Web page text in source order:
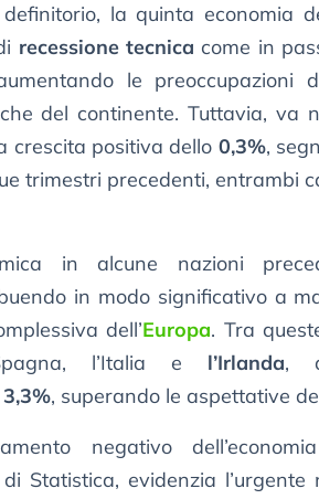
la quinta economia
recessione tecnica come in
le preoccupazioni
del continente. Tuttavia, va
crescita positiva dello 0,3%,
trimestri precedenti, entrambi
in alcune nazioni
in modo significativo a
dell’Europa. Tra
l’Italia e l’Irlanda,
3,3%, superando le aspettative
negativo
Statistica, evidenzia l’urgente